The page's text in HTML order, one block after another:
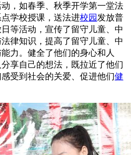
，如春季、秋季开学第一堂法
学校授课，送法进校园发放普
等活动，宣传了留守儿童、中
律知识，提高了留守儿童、中
力。健全了他们的身心和人
享自己的想法，既拉近了他们
受到社会的关爱、促进他们健